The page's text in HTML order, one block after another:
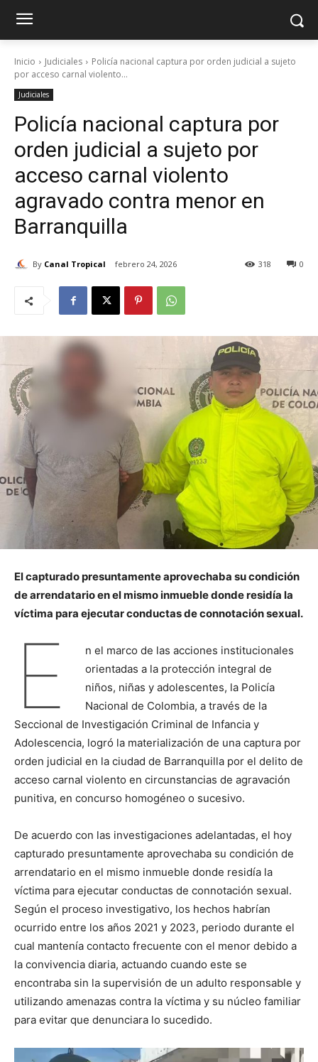
Inicio Judiciales
Policía nacional captura por orden judicial a sujeto
por acceso carnal violento...
Judiciales
Policía nacional captura por
orden judicial a sujeto por
acceso carnal violento
agravado contra menor en
Barranquilla
By Canal Tropical febrero 24, 2026 0
318
El capturado presuntamente aprovechaba su condición
de arrendatario en el mismo inmueble donde residía la
víctima para ejecutar conductas de connotación sexual.
E
n el marco de las acciones institucionales
orientadas a la protección integral de
niños, niñas y adolescentes, la Policía
Nacional de Colombia, a través de la
Seccional de Investigación Criminal de Infancia y
Adolescencia, logró la materialización de una captura por
orden judicial en la ciudad de Barranquilla por el delito de
acceso carnal violento en circunstancias de agravación
punitiva, en concurso homogéneo o sucesivo.
De acuerdo con las investigaciones adelantadas, el hoy
capturado presuntamente aprovechaba su condición de
arrendatario en el mismo inmueble donde residía la
víctima para ejecutar conductas de connotación sexual.
Según el proceso investigativo, los hechos habrían
ocurrido entre los años 2021 y 2023, periodo durante el
cual mantenía contacto frecuente con el menor debido a
la convivencia diaria, actuando cuando este se
encontraba sin la supervisión de un adulto responsable y
utilizando amenazas contra la víctima y su núcleo familiar
para evitar que denunciara lo sucedido.